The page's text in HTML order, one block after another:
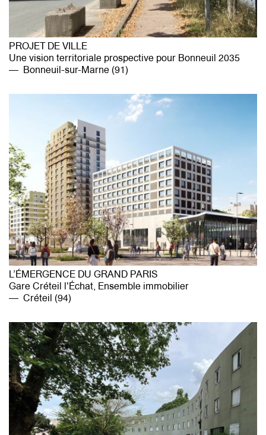
PROJET DE VILLE
Une vision territoriale prospective pour Bonneuil 2035
Bonneuil-sur-Marne (91)
L’ÉMERGENCE DU GRAND PARIS
Gare Créteil l'Échat, Ensemble immobilier
Créteil (94)